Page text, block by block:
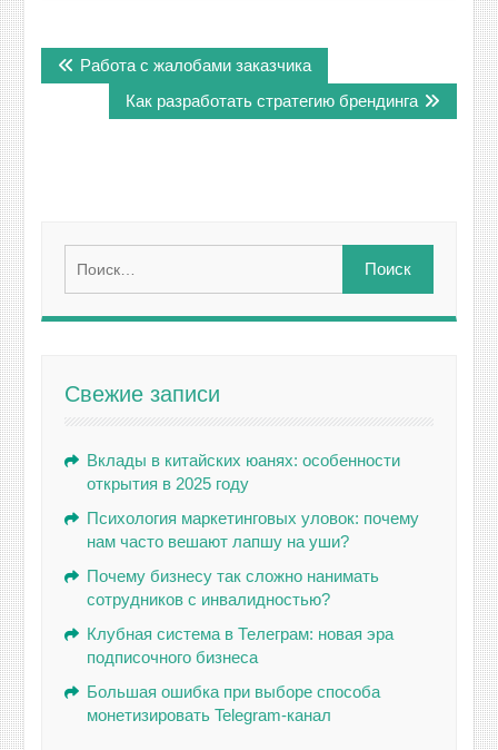
по
Работа с жалобами заказчика
Как разработать стратегию брендинга
Свежие записи
Вклады в китайских юанях: особенности
открытия в 2025 году
Психология маркетинговых уловок: почему
нам часто вешают лапшу на уши?
Почему бизнесу так сложно нанимать
сотрудников с инвалидностью?
Клубная система в Телеграм: новая эра
подписочного бизнеса
Большая ошибка при выборе способа
монетизировать Telegram-канал